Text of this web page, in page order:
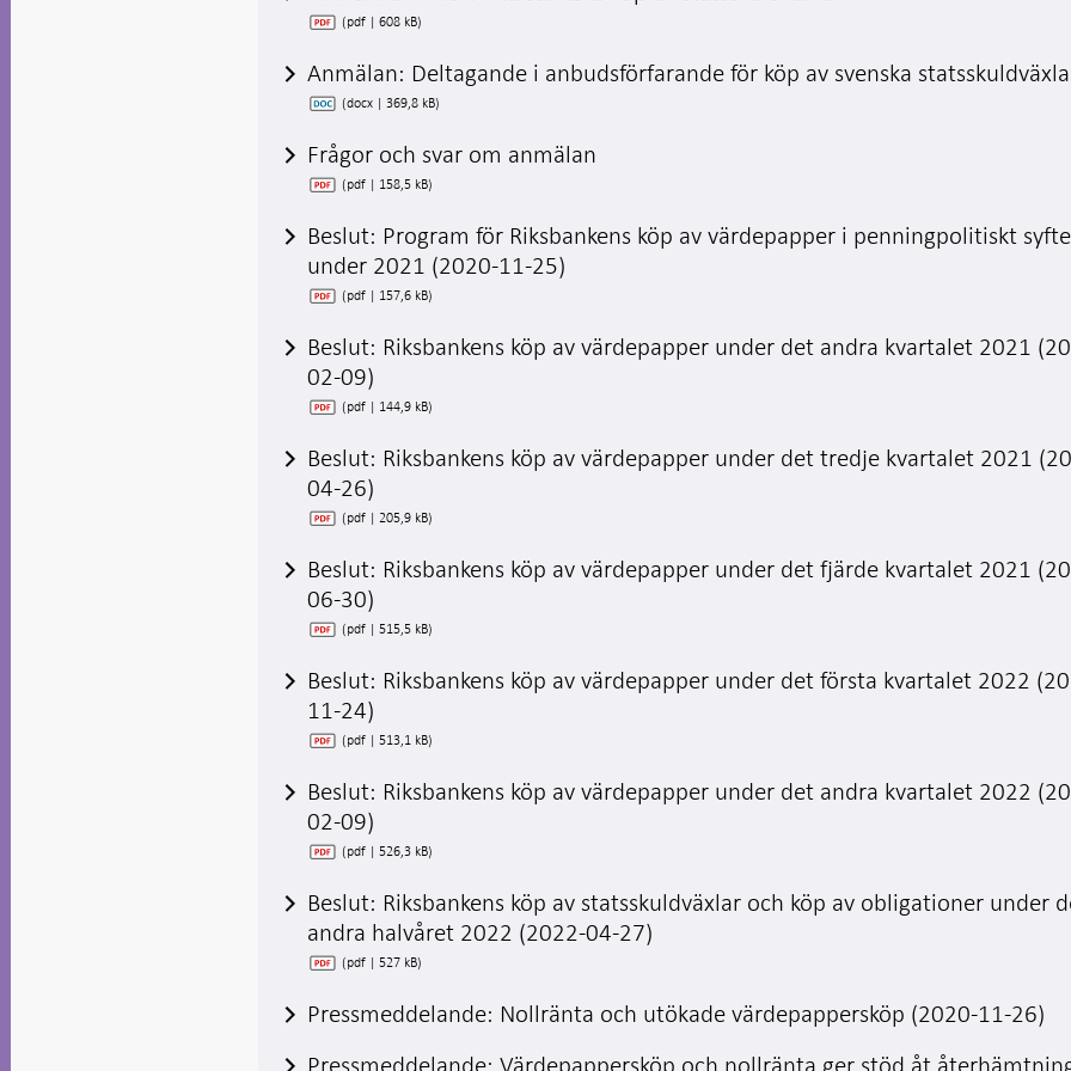
(pdf | 608 kB)
Anmälan: Deltagande i anbudsförfarande för köp av svenska
(docx | 369,8 kB)
Frågor och svar om anmälan
(pdf | 158,5 kB)
Beslut: Program för Riksbankens köp av värdepapper i penningpolitiskt syfte
under 2021 (2020-11-25)
(pdf | 157,6 kB)
Beslut: Riksbankens köp av värdepapper under det andra kvartalet 2021
02-09)
(pdf | 144,9 kB)
Beslut: Riksbankens köp av värdepapper under det tredje kvartalet 2021
04-26)
(pdf | 205,9 kB)
Beslut: Riksbankens köp av värdepapper under det fjärde kvartalet 2021
06-30)
(pdf | 515,5 kB)
Beslut: Riksbankens köp av värdepapper under det första kvartalet 2022
11-24)
(pdf | 513,1 kB)
Beslut: Riksbankens köp av värdepapper under det andra kvartalet 2022
02-09)
(pdf | 526,3 kB)
Beslut: Riksbankens köp av statsskuldväxlar och köp av obligationer under
andra halvåret 2022 (2022-04-27)
(pdf | 527 kB)
Pressmeddelande: Nollränta och utökade värdepappersköp (2020-11-26)